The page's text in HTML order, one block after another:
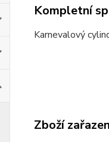
Kompletní
Karnevalový
Zboží